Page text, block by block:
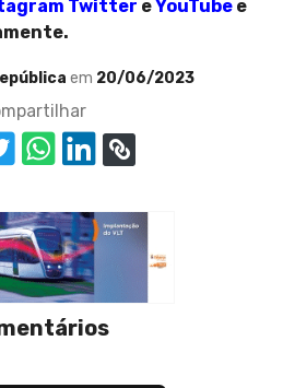
Twitter eYouTube e
em 20/06/2023